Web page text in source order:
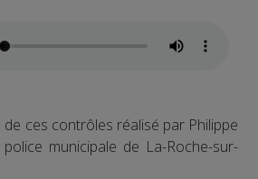
de ces contrôles réalisé par Philippe
municipale de La-Roche-sur-